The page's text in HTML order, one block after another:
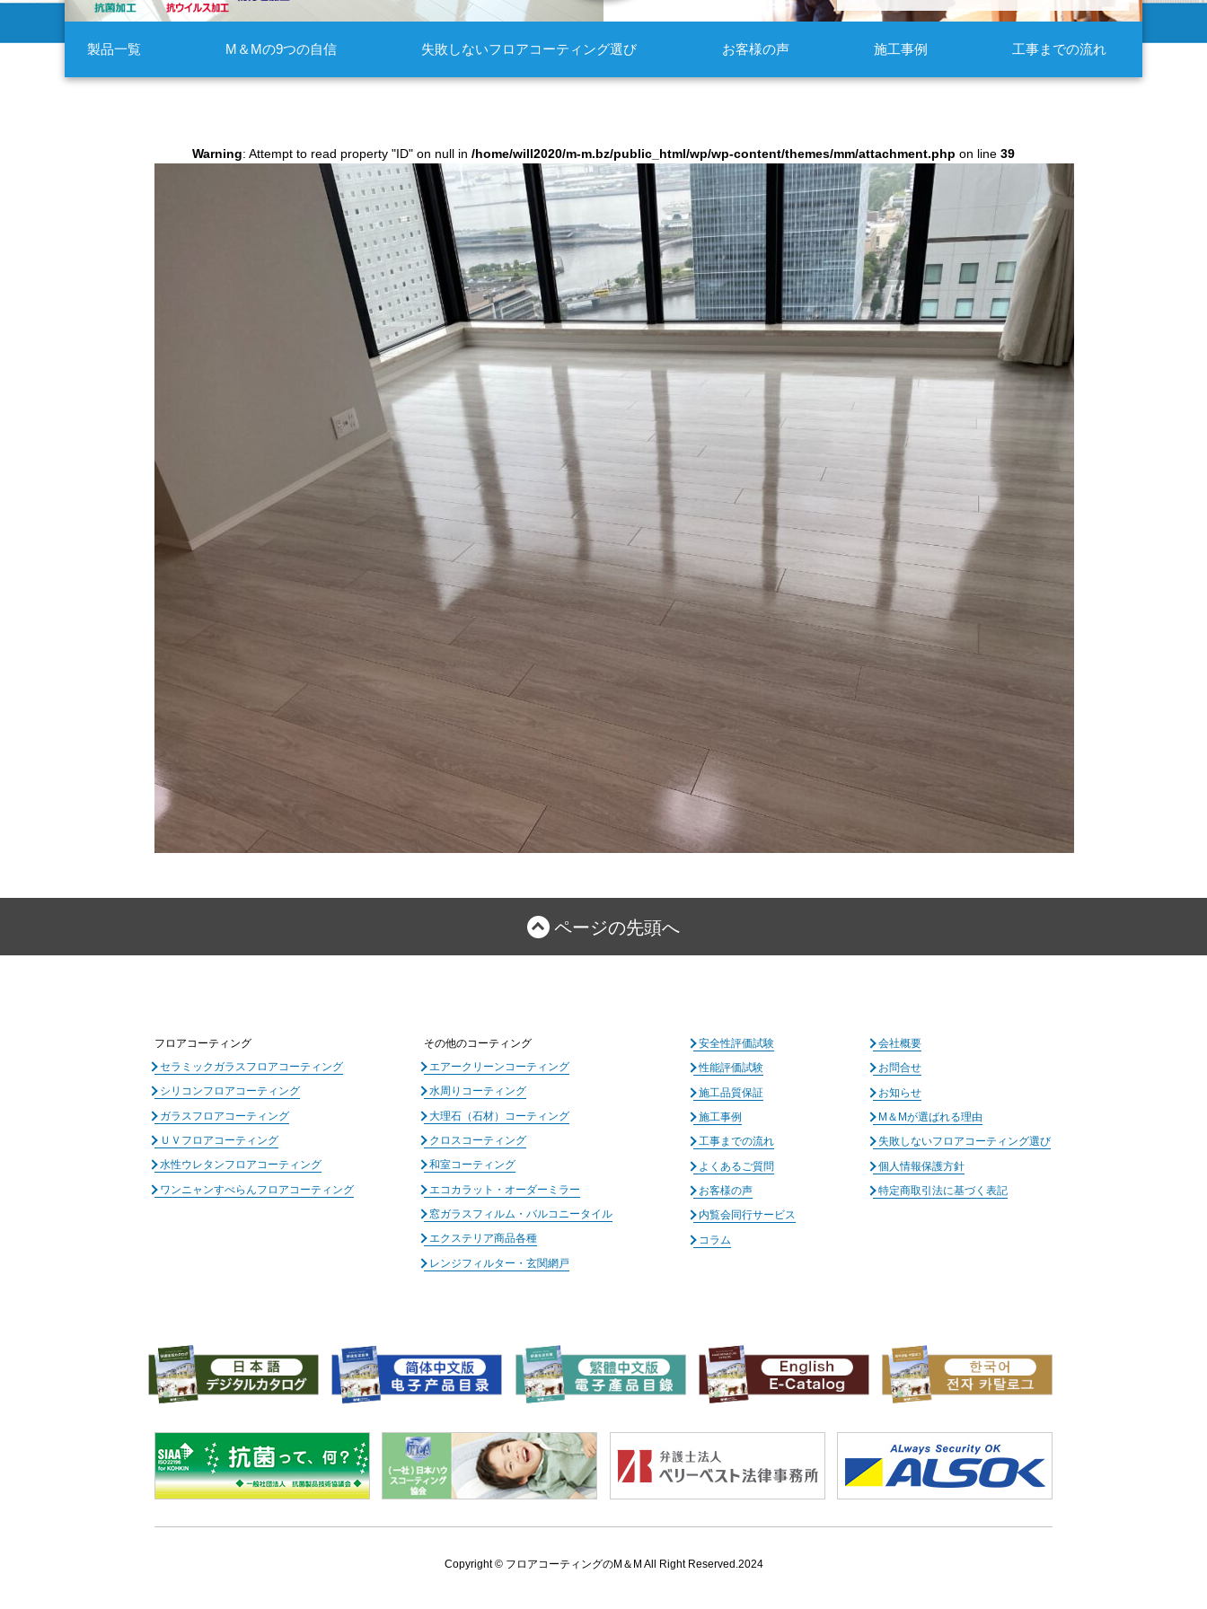
製品一覧 M＆Mの9つの自信 失敗しないフロアコーティング選び お客様の声 施工事例 工事までの流れ
Warning: Attempt to read property "ID" on null in /home/will2020/m-m.bz/public_html/wp/wp-content/themes/mm/attachment.php on line 39
ページの先頭へ
フロアコーティング
セラミックガラスフロアコーティング
シリコンフロアコーティング
ガラスフロアコーティング
ＵＶフロアコーティング
水性ウレタンフロアコーティング
ワンニャンすべらんフロアコーティング
その他のコーティング
エアークリーンコーティング
水周りコーティング
大理石（石材）コーティング
クロスコーティング
和室コーティング
エコカラット・オーダーミラー
窓ガラスフィルム・バルコニータイル
エクステリア商品各種
レンジフィルター・玄関網戸
安全性評価試験
性能評価試験
施工品質保証
施工事例
工事までの流れ
よくあるご質問
お客様の声
内覧会同行サービス
コラム
会社概要
お問合せ
お知らせ
M＆Mが選ばれる理由
失敗しないフロアコーティング選び
個人情報保護方針
特定商取引法に基づく表記
Copyright © フロアコーティングのM＆M All Right Reserved.2024